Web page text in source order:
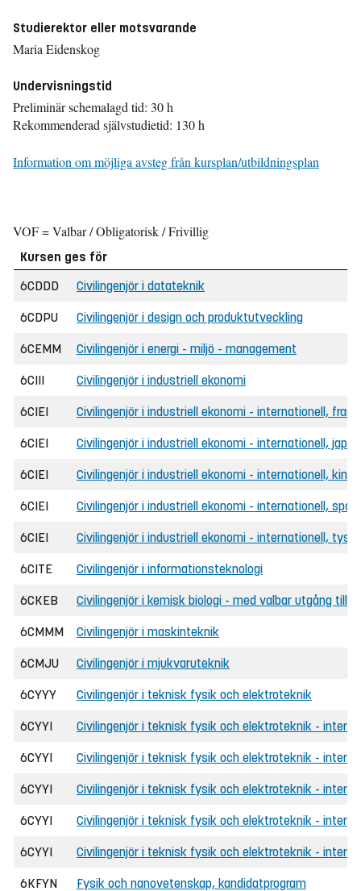
Studierektor eller motsvarande
Maria Eidenskog
Undervisningstid
Preliminär schemalagd tid: 30 h
Rekommenderad självstudietid: 130 h
Information om möjliga avsteg från kursplan/utbildningsplan
VOF = Valbar / Obligatorisk / Frivillig
Kursen ges för
6CDDD
Civilingenjör i datateknik
6CDPU Civilingenjör i design och produktutveckling
6CEMM Civilingenjör i energi - miljö - management
6CIII Civilingenjör i industriell ekonomi
6CIEI Civilingenjör i industriell ekonomi - internationell,
6CIEI Civilingenjör i industriell ekonomi - internationell,
6CIEI Civilingenjör i industriell ekonomi - internationell,
6CIEI Civilingenjör i industriell ekonomi - internationell,
6CIEI Civilingenjör i industriell ekonomi - internationell, tyska
6CITE Civilingenjör i informationsteknologi
6CKEB Civilingenjör i kemisk biologi - med valbar utgång till
6CMMM Civilingenjör i maskinteknik
6CMJU Civilingenjör i mjukvaruteknik
6CYYY Civilingenjör i teknisk fysik och elektroteknik
6CYYI Civilingenjör i teknisk fysik och elektroteknik -
6CYYI Civilingenjör i teknisk fysik och elektroteknik -
6CYYI Civilingenjör i teknisk fysik och elektroteknik -
6CYYI Civilingenjör i teknisk fysik och elektroteknik -
6CYYI Civilingenjör i teknisk fysik och elektroteknik -
6KFYN Fysik och nanovetenskap, kandidatprogram